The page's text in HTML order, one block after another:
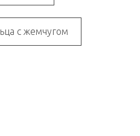
с жемчугом